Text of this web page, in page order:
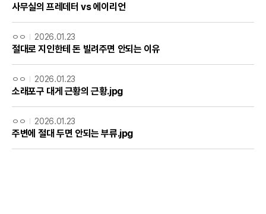
사무실의 프레데터 vs 에이리언
ㅇㅇ 2026.01.23
절대로 지인한테 돈 빌려주면 안되는 이유
ㅇㅇ 2026.01.23
소래포구 대게 근황의 근황.jpg
ㅇㅇ 2026.01.23
주변에 절대 두면 안되는 부류.jpg